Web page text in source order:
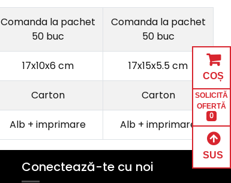
Comanda la pachet
50 buc
Comanda la pachet
50 buc
17x10x6 cm 17x15x5.5 cm
Carton Carton
Alb + imprimare Alb + imprimare
Conectează-te cu noi
COȘ
SOLICITĂ
OFERTĂ
0
SUS